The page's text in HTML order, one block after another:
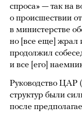
спроса» — так на
о происшествии
в министерстве
но [все еще]
продолжил
и все [его]
Руководство ЦАР
структур были
после